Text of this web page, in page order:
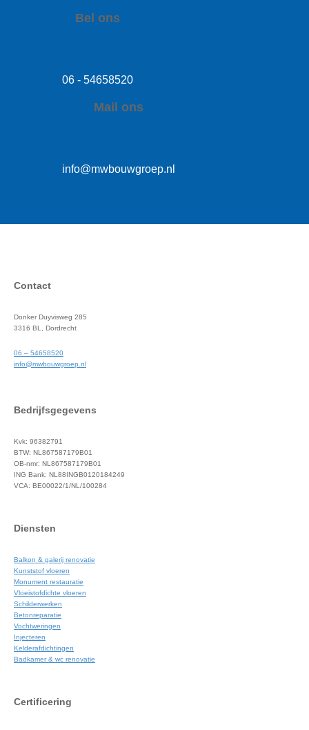
Bel ons
06 - 54658520
Mail ons
info@mwbouwgroep.nl
Contact
Donker Duyvisweg 285
3316 BL, Dordrecht
06 – 54658520
info@mwbouwgroep.nl
Bedrijfsgegevens
Kvk: 96382791
BTW: NL867587179B01
OB-nmr: NL867587179B01
ING Bank: NL88INGB0120184249
VCA: BE00022/1/NL/100284
Diensten
Balkon & galerij renovatie
Kunststof vloeren
Monument restauratie
Vloeistofdichte vloeren
Schilderwerken
Betonreparatie
Vochtweringen
Injecteren
Kelderafdichtingen
Badkamer & wc renovatie
Certificering